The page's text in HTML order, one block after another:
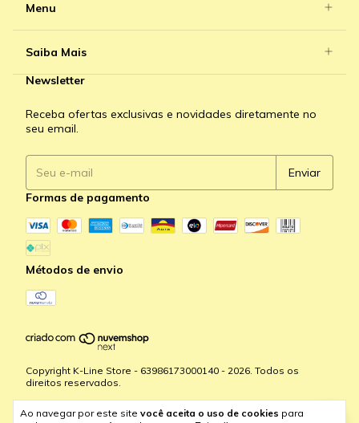
Ao navegar por este site você aceita o uso de cookies para
Menu
Saiba Mais
Newsletter
Receba ofertas exclusivas e novidades diretamente no
seu email.
Formas de pagamento
Métodos de envio
Copyright K-Line Store - 63986173000140 - 2026. Todos os
direitos reservados.